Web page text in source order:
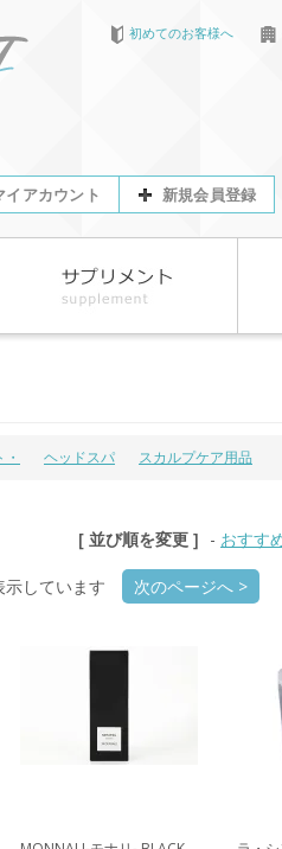
初めてのお客様へ
イアカウント 新規会員登録
ヘッドスパ スカルプケア用品
[ 並び順を変更 ] - おすす
しています 次のページへ >